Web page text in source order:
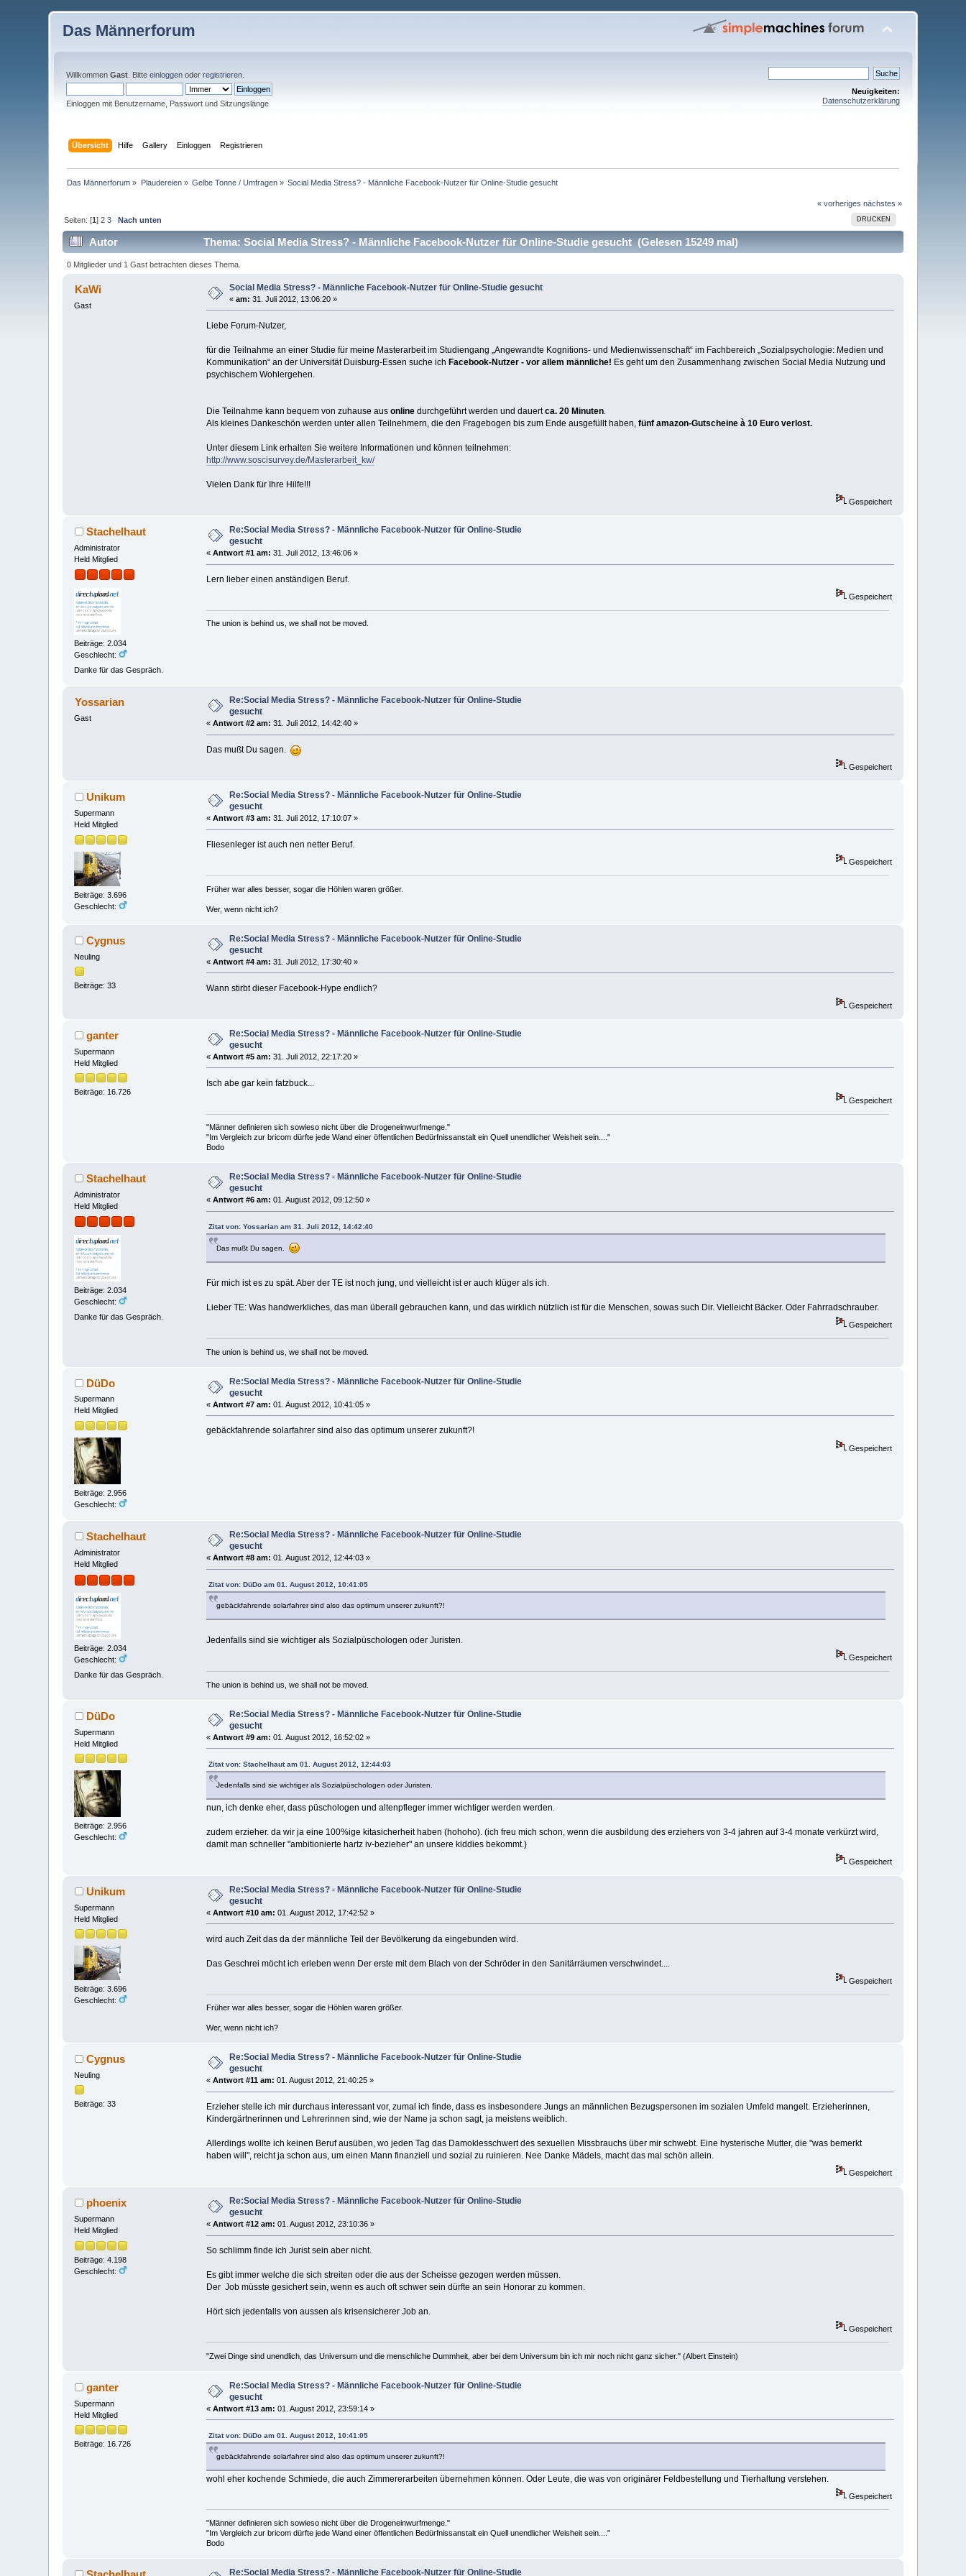
Das Männerforum
WillkommenGast . Bitteeinloggen oderregistrieren
Einloggen mit Benutzername, Passwort und Sitzungslänge
Neuigkeiten:
Datenschutzerklärung
Übersicht Hilfe Gallery Einloggen Registrieren
Das Männerforum » Plaudereien» Gelbe Tonne / Umfragen » Social Media Stress? - Männliche Facebook-Nutzer für Online-Studie gesucht
« vorheriges nächstes »
DRUCKEN
Seiten: [1]2 3 Nach unten
Autor Thema: Social Media Stress? - Männliche Facebook-Nutzer für Online-Studie gesucht (Gelesen 15249 mal)
0 Mitglieder und 1 Gast betrachten dieses Thema.
KaWi
Gast
Social Media Stress? - Männliche Facebook-Nutzer für Online-Studie gesucht
«am: 31. Juli 2012, 13:06:20 »
Liebe Forum-Nutzer,
für die Teilnahme an einer Studie für meine Masterarbeit im Studiengang „Angewandte Kognitions- und Medienwissenschaft“ im Fachbereich „Sozialpsychologie: Medien und
Kommunikation“ an der Universität Duisburg-Essen suche ich Facebook-Nutzer - vor allem männliche! Es geht um den Zusammenhang zwischen Social Media Nutzung und
psychischem Wohlergehen.
Die Teilnahme kann bequem von zuhause ausonline durchgeführt werden und dauertca. 20 Minuten.
Als kleines Dankeschön werden unter allen Teilnehmern, die den Fragebogen bis zum Ende ausgefüllt haben, fünf amazon-Gutscheine à 10 Euro verlost.
Unter diesem Link erhalten Sie weitere Informationen und können teilnehmen:
http://www.soscisurvey.de/Masterarbeit_kw/
Vielen Dank für Ihre Hilfe!!!
Gespeichert
Stachelhaut
Administrator
Held Mitglied
Beiträge: 2.034
Geschlecht:
Danke für das Gespräch.
Re:Social Media Stress? - Männliche Facebook-Nutzer für Online-Studie
gesucht
« Antwort #1 am: 31. Juli 2012, 13:46:06 »
Lern lieber einen anständigen Beruf.
Gespeichert
The union is behind us, we shall not be moved.
Yossarian
Gast
Re:Social Media Stress? - Männliche Facebook-Nutzer für Online-Studie
gesucht
« Antwort #2 am: 31. Juli 2012, 14:42:40 »
Das mußt Du sagen.
Gespeichert
Unikum
Supermann
Held Mitglied
Beiträge: 3.696
Geschlecht:
Re:Social Media Stress? - Männliche Facebook-Nutzer für Online-Studie
gesucht
« Antwort #3 am: 31. Juli 2012, 17:10:07 »
Fliesenleger ist auch nen netter Beruf.
Gespeichert
Früher war alles besser, sogar die Höhlen waren größer.
Wer, wenn nicht ich?
Cygnus
Neuling
Beiträge: 33
Re:Social Media Stress? - Männliche Facebook-Nutzer für Online-Studie
gesucht
« Antwort #4 am: 31. Juli 2012, 17:30:40 »
Wann stirbt dieser Facebook-Hype endlich?
Gespeichert
ganter
Supermann
Held Mitglied
Beiträge: 16.726
Re:Social Media Stress? - Männliche Facebook-Nutzer für Online-Studie
gesucht
« Antwort #5 am: 31. Juli 2012, 22:17:20 »
Isch abe gar kein fatzbuck...
Gespeichert
"Männer definieren sich sowieso nicht über die Drogeneinwurfmenge."
"Im Vergleich zur bricom dürfte jede Wand einer öffentlichen Bedürfnissanstalt ein Quell unendlicher Weisheit sein...."
Bodo
Stachelhaut
Administrator
Held Mitglied
Beiträge: 2.034
Geschlecht:
Danke für das Gespräch.
Re:Social Media Stress? - Männliche Facebook-Nutzer für Online-Studie
gesucht
« Antwort #6 am: 01. August 2012, 09:12:50 »
Zitat von: Yossarian am 31. Juli 2012, 14:42:40
Das mußt Du sagen.
Für mich ist es zu spät. Aber der TE ist noch jung, und vielleicht ist er auch klüger als ich.
Lieber TE: Was handwerkliches, das man überall gebrauchen kann, und das wirklich nützlich ist für die Menschen, sowas such Dir. Vielleicht Bäcker. Oder Fahrradschrauber.
Gespeichert
The union is behind us, we shall not be moved.
DüDo
Supermann
Held Mitglied
Beiträge: 2.956
Geschlecht:
Re:Social Media Stress? - Männliche Facebook-Nutzer für Online-Studie
gesucht
« Antwort #7 am: 01. August 2012, 10:41:05 »
gebäckfahrende solarfahrer sind also das optimum unserer zukunft?!
Gespeichert
Stachelhaut
Administrator
Held Mitglied
Beiträge: 2.034
Geschlecht:
Danke für das Gespräch.
Re:Social Media Stress? - Männliche Facebook-Nutzer für Online-Studie
gesucht
« Antwort #8 am: 01. August 2012, 12:44:03 »
Zitat von: DüDo am 01. August 2012, 10:41:05
gebäckfahrende solarfahrer sind also das optimum unserer zukunft?!
Jedenfalls sind sie wichtiger als Sozialpüschologen oder Juristen.
Gespeichert
The union is behind us, we shall not be moved.
DüDo
Supermann
Held Mitglied
Beiträge: 2.956
Geschlecht:
Re:Social Media Stress? - Männliche Facebook-Nutzer für Online-Studie
gesucht
« Antwort #9 am: 01. August 2012, 16:52:02 »
Zitat von: Stachelhaut am 01. August 2012, 12:44:03
Jedenfalls sind sie wichtiger als Sozialpüschologen oder Juristen.
nun, ich denke eher, dass püschologen und altenpfleger immer wichtiger werden werden.
zudem erzieher. da wir ja eine 100%ige kitasicherheit haben (hohoho). (ich freu mich schon, wenn die ausbildung des erziehers von 3-4 jahren auf 3-4 monate verkürzt wird,
damit man schneller "ambitionierte hartz iv-bezieher" an unsere kiddies bekommt.)
Gespeichert
Unikum
Supermann
Held Mitglied
Beiträge: 3.696
Geschlecht:
Re:Social Media Stress? - Männliche Facebook-Nutzer für Online-Studie
gesucht
« Antwort #10 am: 01. August 2012, 17:42:52 »
wird auch Zeit das da der männliche Teil der Bevölkerung da eingebunden wird.
Das Geschrei möcht ich erleben wenn Der erste mit dem Blach von der Schröder in den Sanitärräumen verschwindet....
Gespeichert
Früher war alles besser, sogar die Höhlen waren größer.
Wer, wenn nicht ich?
Cygnus
Neuling
Beiträge: 33
Re:Social Media Stress? - Männliche Facebook-Nutzer für Online-Studie
gesucht
« Antwort #11 am: 01. August 2012, 21:40:25 »
Erzieher stelle ich mir durchaus interessant vor, zumal ich finde, dass es insbesondere Jungs an männlichen Bezugspersonen im sozialen Umfeld mangelt. Erzieherinnen,
Kindergärtnerinnen und Lehrerinnen sind, wie der Name ja schon sagt, ja meistens weiblich.
Allerdings wollte ich keinen Beruf ausüben, wo jeden Tag das Damoklesschwert des sexuellen Missbrauchs über mir schwebt. Eine hysterische Mutter, die "was bemerkt
haben will", reicht ja schon aus, um einen Mann finanziell und sozial zu ruinieren. Nee Danke Mädels, macht das mal schön allein.
Gespeichert
phoenix
Supermann
Held Mitglied
Beiträge: 4.198
Geschlecht:
Re:Social Media Stress? - Männliche Facebook-Nutzer für Online-Studie
gesucht
« Antwort #12 am: 01. August 2012, 23:10:36 »
So schlimm finde ich Jurist sein aber nicht.
Es gibt immer welche die sich streiten oder die aus der Scheisse gezogen werden müssen.
Der Job müsste gesichert sein, wenn es auch oft schwer sein dürfte an sein Honorar zu kommen.
Hört sich jedenfalls von aussen als krisensicherer Job an.
Gespeichert
"Zwei Dinge sind unendlich, das Universum und die menschliche Dummheit, aber bei dem Universum bin ich mir noch nicht ganz sicher." (Albert Einstein)
ganter
Supermann
Held Mitglied
Beiträge: 16.726
Re:Social Media Stress? - Männliche Facebook-Nutzer für Online-Studie
gesucht
« Antwort #13 am: 01. August 2012, 23:59:14 »
Zitat von: DüDo am 01. August 2012, 10:41:05
gebäckfahrende solarfahrer sind also das optimum unserer zukunft?!
wohl eher kochende Schmiede, die auch Zimmererarbeiten übernehmen können. Oder Leute, die was von originärer Feldbestellung und Tierhaltung verstehen.
Gespeichert
"Männer definieren sich sowieso nicht über die Drogeneinwurfmenge."
"Im Vergleich zur bricom dürfte jede Wand einer öffentlichen Bedürfnissanstalt ein Quell unendlicher Weisheit sein...."
Bodo
Re:Social Media Stress? - Männliche Facebook-Nutzer für Online-Studie